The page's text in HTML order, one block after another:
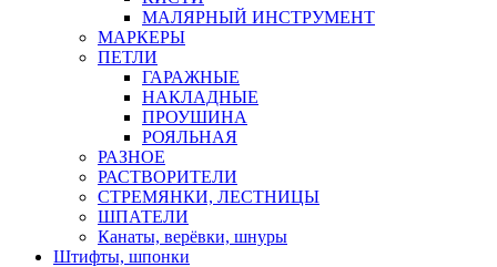
МАЛЯРНЫЙ ИНСТРУМЕНТ
МАРКЕРЫ
ПЕТЛИ
ГАРАЖНЫЕ
НАКЛАДНЫЕ
ПРОУШИНА
РОЯЛЬНАЯ
РАЗНОЕ
РАСТВОРИТЕЛИ
СТРЕМЯНКИ, ЛЕСТНИЦЫ
ШПАТЕЛИ
Канаты, верёвки, шнуры
Штифты, шпонки